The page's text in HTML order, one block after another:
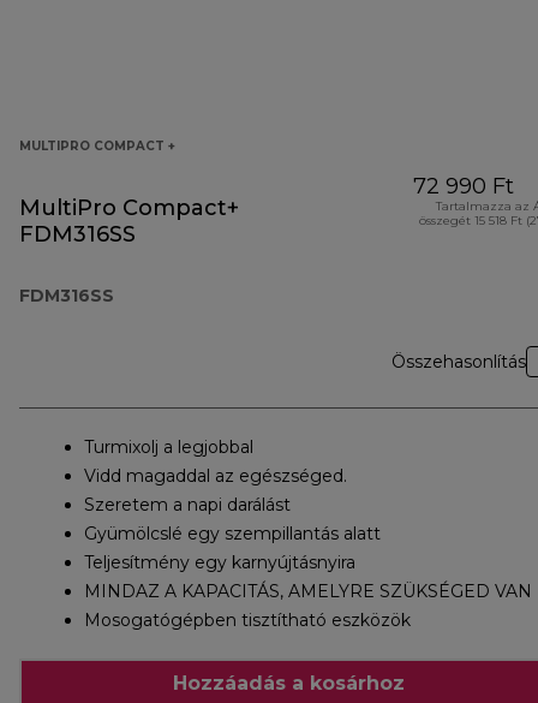
MULTIPRO COMPACT +
MultiPro Compact+
FDM316SS
FDM316SS
72 990 Ft
Tartalmazza az
összegét 15 518 Ft
Összehasonlítás
Turmixolj a legjobbal
Vidd magaddal az egészséged.
Szeretem a napi darálást
Gyümölcslé egy szempillantás alatt
Teljesítmény egy karnyújtásnyira
MINDAZ A KAPACITÁS, AMELYRE SZÜKSÉGED VAN
Mosogatógépben tisztítható eszközök
Hozzáadás a kosárhoz